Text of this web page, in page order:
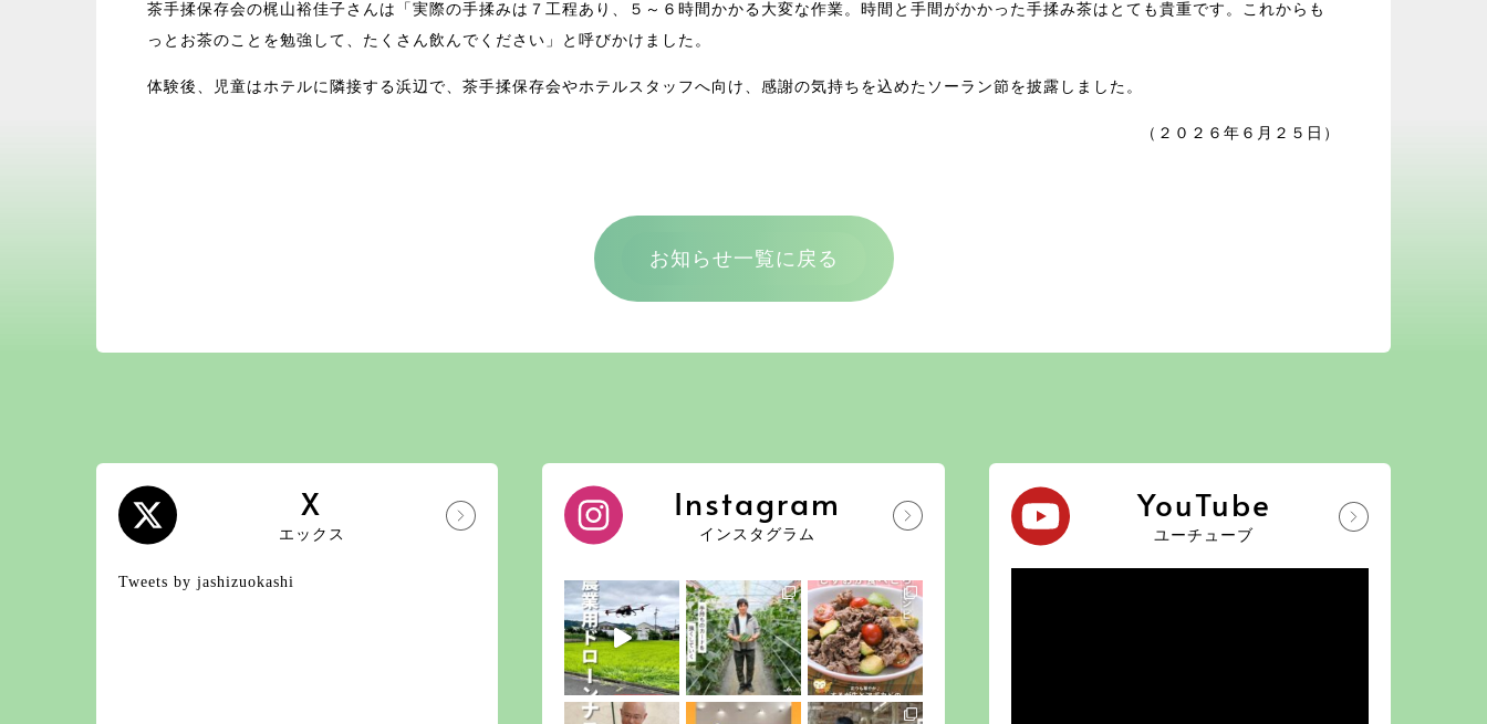
茶手揉保存会の梶山裕佳子さんは「実際の手揉みは７工程あり、５～６時間かかる大変な作業。時間と手間がかかった手揉み茶はとても貴重です。これからも
っとお茶のことを勉強して、たくさん飲んでください」と呼びかけました。
体験後、児童はホテルに隣接する浜辺で、茶手揉保存会やホテルスタッフへ向け、感謝の気持ちを込めたソーラン節を披露しました。
（２０２６年６月２５日）
お知らせ一覧に戻る
X
エックス
Tweets by jashizuokashi
Instagram
インスタグラム
YouTube
ユーチューブ